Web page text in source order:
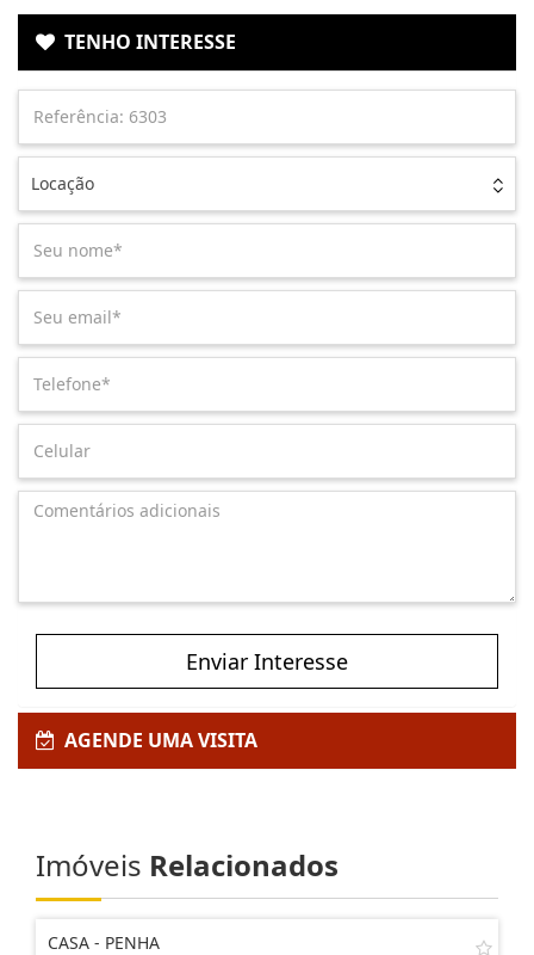
TENHO INTERESSE
Locação
Enviar Interesse
AGENDE UMA VISITA
Imóveis Relacionados
CASA - PENHA